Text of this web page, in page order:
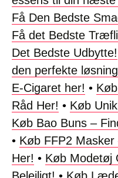
Få Den Bedste
Få det Bedste
Det Bedste Udbytte!
den perfekte
E-Cigaret her! •
Råd Her! • Køb
Køb Bao Buns –
• Køb FFP2
Her! • Køb Modetøj